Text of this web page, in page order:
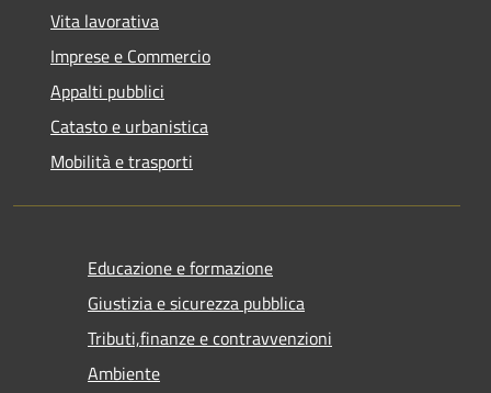
Vita lavorativa
Imprese e Commercio
Appalti pubblici
Catasto e urbanistica
Mobilità e trasporti
Educazione e formazione
Giustizia e sicurezza pubblica
Tributi,finanze e contravvenzioni
Ambiente